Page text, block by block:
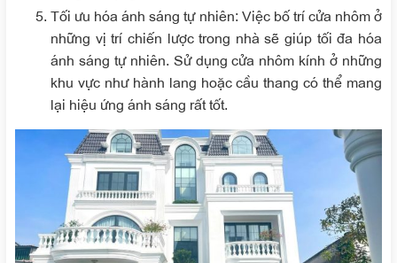
Tối ưu hóa ánh sáng tự nhiên: Việc bố trí cửa nhôm ở
những vị trí chiến lược trong nhà sẽ giúp tối đa hóa
ánh sáng tự nhiên. Sử dụng cửa nhôm kính ở những
khu vực như hành lang hoặc cầu thang có thể mang
lại hiệu ứng ánh sáng rất tốt.